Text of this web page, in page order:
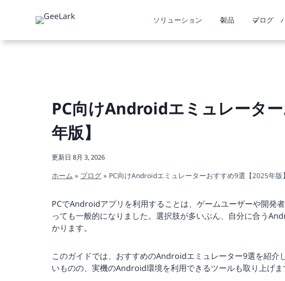
ス
ソリューション 製品 ブログ
PC向けAndroidエミュレータ
年版】
更新日 8月 3, 2026
ホーム » ブログ » PC向けAndroidエミュレーターおすすめ9選【2025年版】
PCでAndroidアプリを利用することは、ゲームユーザーや開発
っても一般的になりました。選択肢が多いぶん、自分に合う
かります。
このガイドでは、おすすめのAndroidエミュレーター9選を紹介
いものの、実機のAndroid環境を利用できるツールも取り上げま